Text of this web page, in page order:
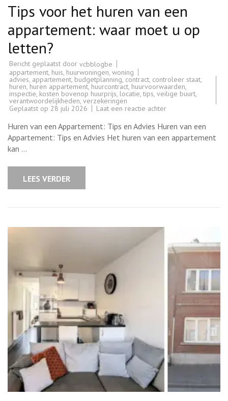
Tips voor het huren van een
appartement: waar moet u op
letten?
Bericht geplaatst door vcbblogbe
appartement, huis, huurwoningen, woning
advies, appartement, budgetplanning, contract, controleer staat,
huren, huren appartement, huurcontract, huurvoorwaarden,
inspectie, kosten bovenop huurprijs, locatie,tips, veilige buurt,
verantwoordelijkheden, verzekeringen
Geplaatst op 28 juli 2026 Laat een reactie achterop
het
huren
van
Huren van een Appartement: Tips en Advies Huren van een
Appartement: Tips en Advies Het huren van een appartement
kan …
LEES VERDER